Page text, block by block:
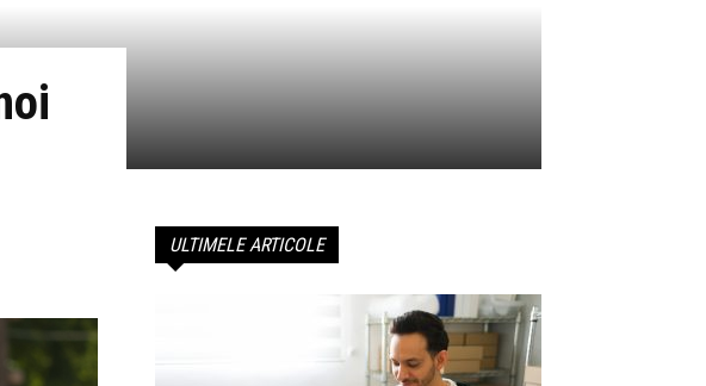
ULTIMELE ARTICOLE